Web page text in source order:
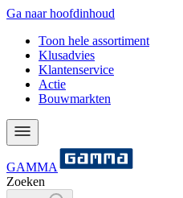
Ga naar hoofdinhoud
Toon hele assortiment
Klusadvies
Klantenservice
Actie
Bouwmarkten
GAMMA
Zoeken